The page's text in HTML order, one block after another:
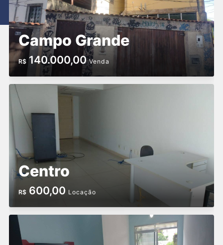
Campo Grande
R$140.000,00Venda
Centro
R$600,00 Locação